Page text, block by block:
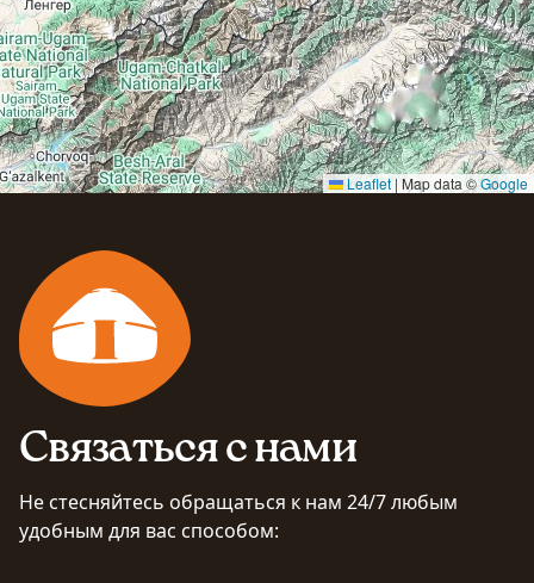
Leaflet | Map data ©Google
Связаться с нами
Не стесняйтесь обращаться к нам 24/7 любым
удобным для вас способом: